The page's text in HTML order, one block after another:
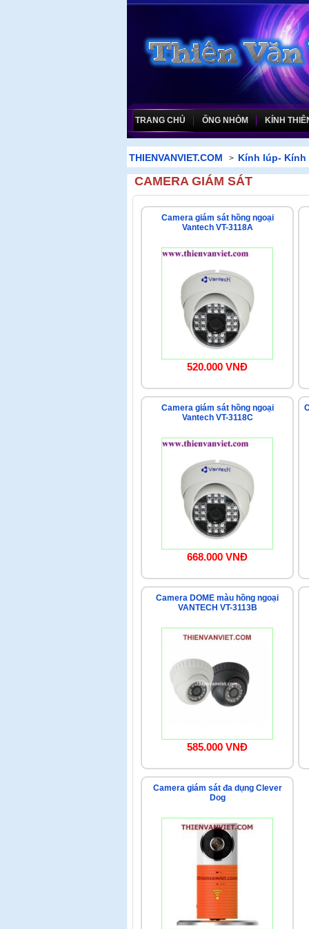
TRANG CHỦ ỐNG NHÒM KÍNH
THIENVANVIET.COM > Kính lúp- Kính
CAMERA GIÁM SÁT
Camera giám sát hồng ngoại
Vantech VT-3118A
520.000 VNĐ
Camera giám sát hồng ngoại
Vantech VT-3118C
668.000 VNĐ
Camera DOME màu hồng ngoại
VANTECH VT-3113B
585.000 VNĐ
Camera giám sát đa dụng Clever
Dog